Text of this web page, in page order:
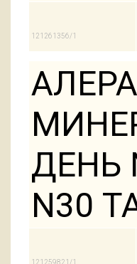
121261356/1
ДЕНЬ
N30
121259821/1